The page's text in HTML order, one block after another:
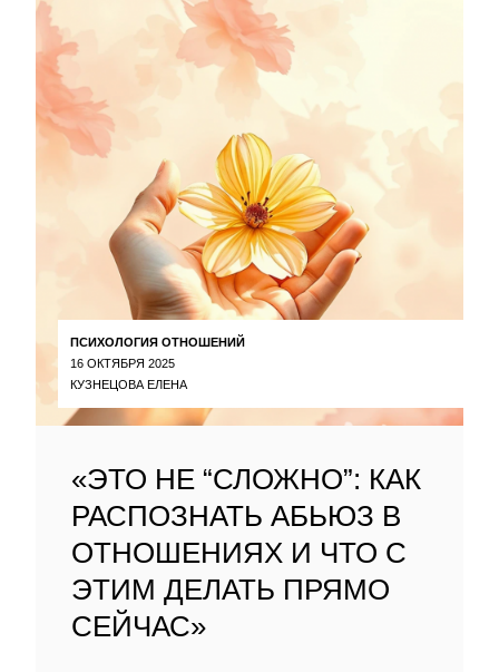
ПСИХОЛОГИЯ ОТНОШЕНИЙ
16 ОКТЯБРЯ 2025
КУЗНЕЦОВА ЕЛЕНА
«ЭТО НЕ “СЛОЖНО”: КАК
РАСПОЗНАТЬ АБЬЮЗ В
ОТНОШЕНИЯХ И ЧТО С
ЭТИМ ДЕЛАТЬ ПРЯМО
СЕЙЧАС»